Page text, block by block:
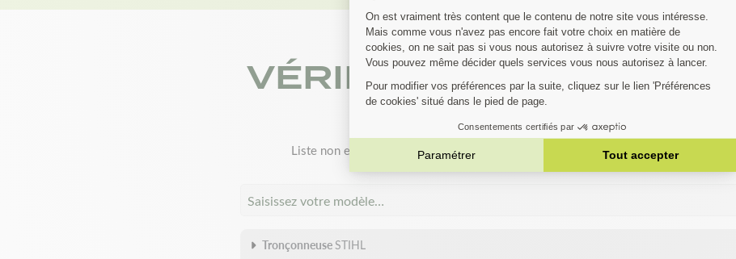
VÉRIFIEZ SI VOTRE
EST COMPATIBLE
Liste non exhaustive. Si votre machine ne figure pas dans la liste,Contactez notre
Saisissez votre modèle…
TronçonneuseSTIHL